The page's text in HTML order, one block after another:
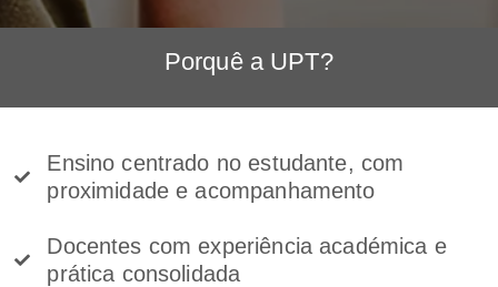
Porquê a UPT?
Ensino centrado no estudante, com
proximidade e acompanhamento
Docentes com experiência académica e
prática consolidada